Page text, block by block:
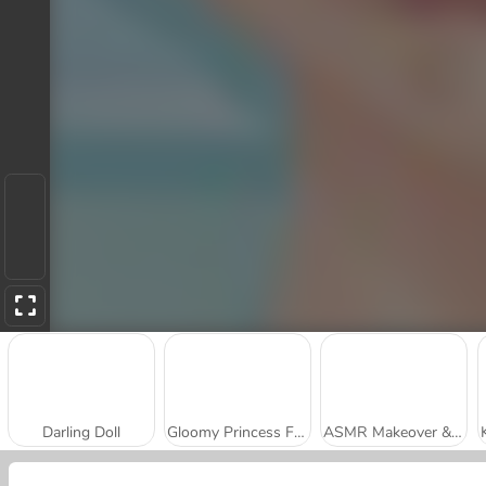
Darling Doll Gloomy Princess Favorite Toy ASMR Makeover & Makeup Studio